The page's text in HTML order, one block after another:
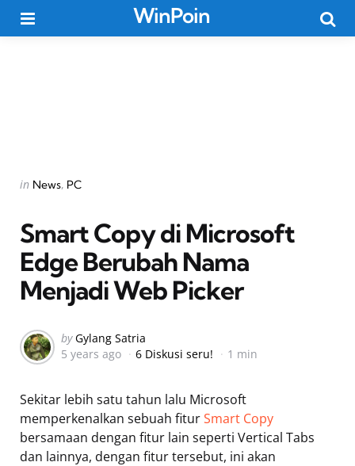
WinPoin
Categories
Posted
in News PC
Smart Copy di Microsoft
Edge Berubah Nama
Menjadi Web Picker
Posted
by
by Gylang Satria
5 years ago
6 Diskusi seru! 1 min
Sekitar lebih satu tahun lalu Microsoft
memperkenalkan sebuah fiturSmart Copy
bersamaan dengan fitur lain seperti Vertical Tabs
dan lainnya, dengan fitur tersebut, ini akan